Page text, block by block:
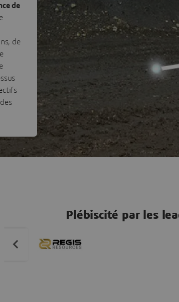
de
de
Plébiscité par les